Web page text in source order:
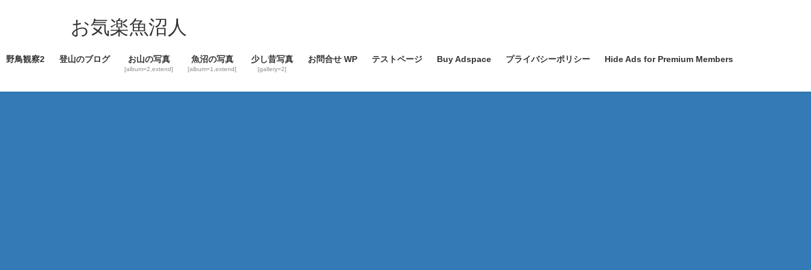
ツ
ス
シ
ン
お気楽魚沼人
野鳥観察2 登山のブログ お山の写真
[album=2,extend]
魚沼の写真
[album=1,extend]
少し昔写真
[gallery=2]
お問合せ WP テストページ Buy Adspace プライバシーポリシー Hide Ads for Premium Members